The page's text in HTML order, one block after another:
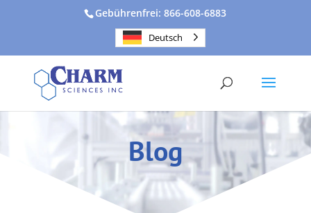
Gebührenfrei: 866-608-6883
Deutsch
Blog